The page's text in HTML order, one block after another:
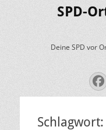
SPD-
Deine SPD vor
Schlagwort: